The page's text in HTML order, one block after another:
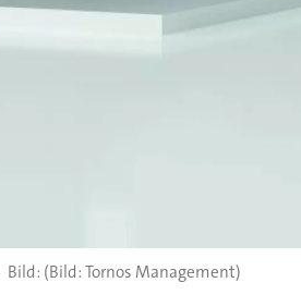
(Bild: Tornos Management)